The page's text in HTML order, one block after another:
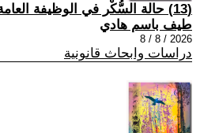
(13) حالة السُّكْر في الوظيفة العامة
طيف باسم هادي
2026 / 8 / 8
دراسات وابحاث قانونية